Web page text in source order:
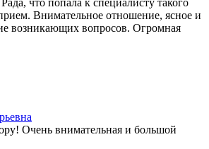
что попала к специалисту такого
Внимательное отношение, ясное и
возникающих вопросов. Огромная
Очень внимательная и большой